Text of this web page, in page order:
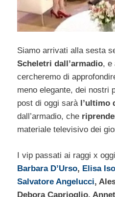
Siamo arrivati alla sesta
Scheletri dall’armadio, e
cercheremo di
meno elegante, dei nostri
post di oggi sarà l’ultimo
dall’armadio, che
materiale televisivo dei
I vip passati ai raggi x
Barbara D’Urso, Elisa
Salvatore Angelucci,
Debora Caprioglio,